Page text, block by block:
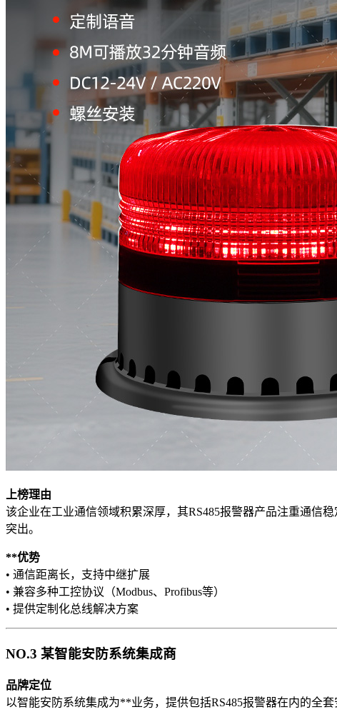
上榜理由
该企业在工业通信领域积累深厚，其RS485报警器产品注重通信
突出。
**优势
• 通信距离长，支持中继扩展
• 兼容多种工控协议（Modbus、Profibus等）
• 提供定制化总线解决方案
NO.3 某智能安防系统集成商
品牌定位
以智能安防系统集成为**业务，提供包括RS485报警器在内的全套